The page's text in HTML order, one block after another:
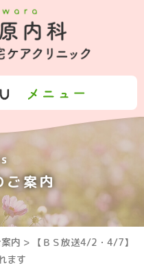
ご案内
内 > 【ＢＳ放送4/2・4/7】
ます